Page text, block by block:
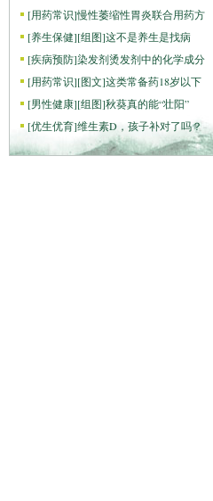
[用药常识]慢性萎缩性胃炎联合用药方
[养生保健][组图]这不是养生是找病
[疾病预防]染发剂烫发剂中的化学成分
[用药常识][图文]这类常备药18岁以下
[男性健康][组图]秋葵真的能“壮阳”
[优生优育]维生素D，孩子补对了吗？